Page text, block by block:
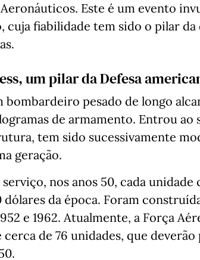
Este é um evento
fiabilidade tem sido o pilar da
um pilar da Defesa
pesado de longo
de armamento. Entrou ao
tem sido sucessivamente
geração.
nos anos 50, cada unidade
da época. Foram
e 1962. Atualmente, a Força
de 76 unidades, que